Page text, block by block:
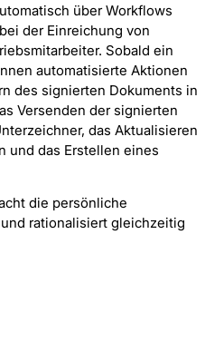
über Workflows
der Einreichung von
Sobald ein
automatisierte Aktionen
des signierten Dokuments in
Versenden der signierten
das Aktualisieren
und das Erstellen eines
die persönliche
rationalisiert gleichzeitig